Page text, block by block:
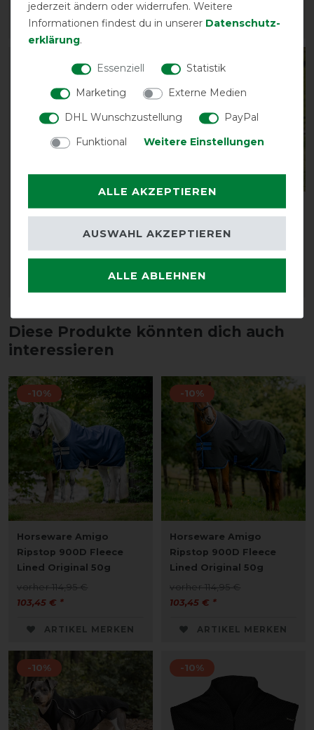
ARTIKEL MERKEN ARTIKEL MERKEN
Back on Track
15,20 € *
-10%
Back on Track Cooler-
131,30 € *
Diese Produkte könnten dich auch
interessieren
-10%
Horseware Amigo
Ripstop 900D Fleece
Lined Original 50g
vorher 114,95 €
103,45 € *
ARTIKEL MERKEN
-10%
Horseware Amigo
Ripstop 900D Fleece
Lined Original 50g
vorher 114,95 €
103,45 € *
ARTIKEL MERKEN
-10% -10%
jederzeit ändern oder widerrufen. Weitere
Informationen findest du in unserer Daten­schutz­
erklärung.
Essenziell
Statistik
Marketing
Externe Medien
DHL Wunschzustellung
PayPal
Funktional
Weitere Einstellungen
ALLE AKZEPTIEREN
ALLE ABLEHNEN
AUSWAHL AKZEPTIEREN